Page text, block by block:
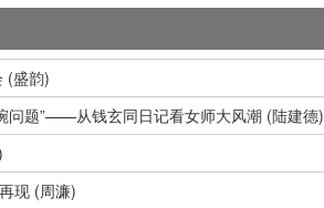
(盛韵)
问题”——从钱玄同日记看女师大风潮 (陆建德)
现 (周濂)